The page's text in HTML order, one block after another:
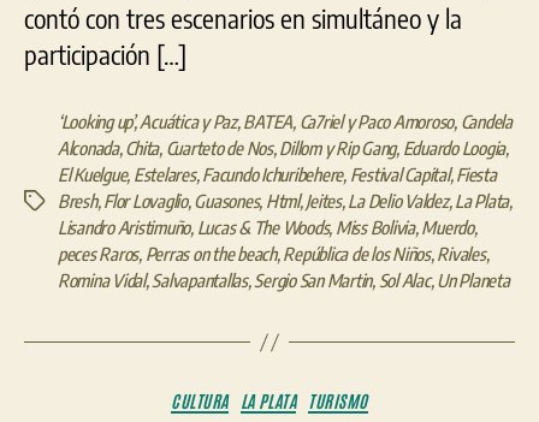
contó con tres escenarios en simultáneo y la
participación […]
Etiquetas
‘Looking up’,Acuática y Paz,BATEA, Ca7riel y Paco Amoroso, Candela
Alconada,Chita, Cuarteto de Nos,Dillom y Rip Gang, Eduardo Loogia,
El Kuelgue, Estelares,Facundo Ichuribehere, Festival Capital,Fiesta
Bresh,Flor Lovaglio,Guasones, Html,Jeites,La Delio Valdez,La Plata,
Lisandro Aristimuño, Lucas & The Woods, Miss Bolivia,Muerdo,
peces Raros, Perras on the beach,República de los Niños,Rivales,
Romina Vidal,Salvapantallas,Sergio San Martin, Sol Alac,Un Planeta
Categorías
CULTURA LA PLATA TURISMO